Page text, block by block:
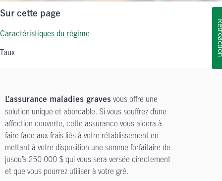
Sur cette page
Caractéristiques du régime
Taux
L’assurance maladies graves vous offre une
solution unique et abordable. Si vous souffrez d’une
affection couverte, cette assurance vous aidera à
faire face aux frais liés à votre rétablissement en
mettant à votre disposition une somme forfaitaire de
jusqu’à 250 000 $ qui vous sera versée directement
et que vous pourrez utiliser à votre gré.